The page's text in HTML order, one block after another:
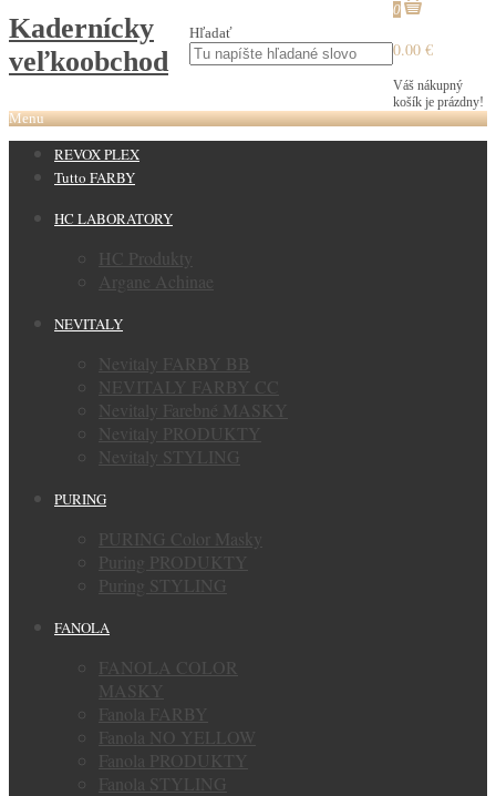
Kadernícky
veľkoobchod
Hľadať
0
0.00 €
Váš nákupný
košík je prázdny!
Menu
REVOX PLEX
Tutto FARBY
HC LABORATORY
HC Produkty
Argane Achinae
NEVITALY
Nevitaly FARBY BB
NEVITALY FARBY CC
Nevitaly Farebné MASKY
Nevitaly PRODUKTY
Nevitaly STYLING
PURING
PURING Color Masky
Puring PRODUKTY
Puring STYLING
FANOLA
FANOLA COLOR
MASKY
Fanola FARBY
Fanola NO YELLOW
Fanola PRODUKTY
Fanola STYLING